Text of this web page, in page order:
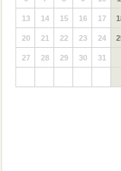
13 14 15 16 17
20 21 22 23 24
27 28 29 30 31